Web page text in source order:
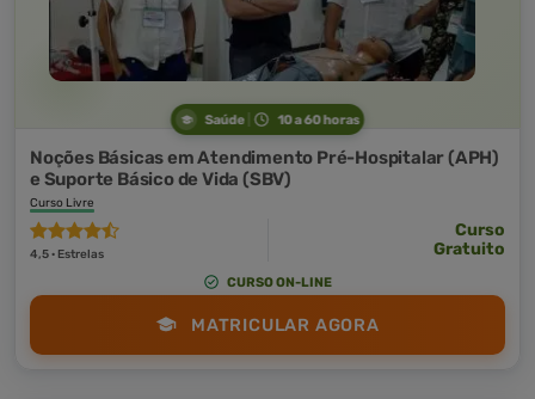
Saúde 10 a 60 horas
Noções Básicas em Atendimento Pré-Hospitalar (APH)
e Suporte Básico de Vida (SBV)
Curso Livre
4,5 · Estrelas
Curso
Gratuito
CURSO ON-LINE
MATRICULAR AGORA